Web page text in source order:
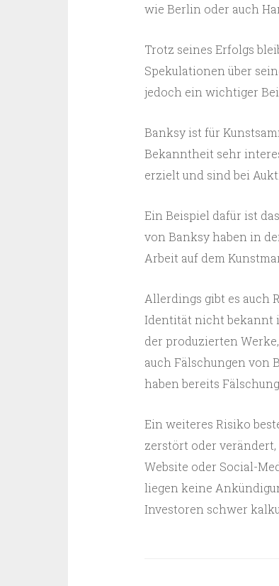
wie Berlin oder auch
Trotz seines Erfolgs
Spekulationen über
jedoch ein wichtiger
Banksy ist für
Bekanntheit sehr
erzielt und sind bei
Ein Beispiel dafür ist
von Banksy haben in
Arbeit auf dem
Allerdings gibt es auch
Identität nicht bekannt
der produzierten
auch Fälschungen von
haben bereits
Ein weiteres Risiko
zerstört oder
Website oder Social-
liegen keine
Investoren schwer